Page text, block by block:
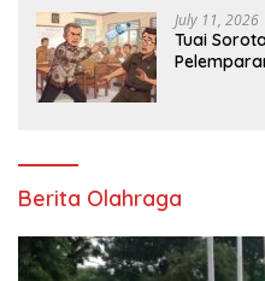
July 11, 2026
Tuai
Berita Olahraga